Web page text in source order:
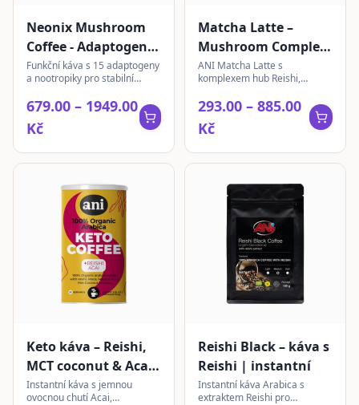
Neonix Mushroom
Coffee - Adaptogenní
káva s nootropiky
Funkční káva s 15 adaptogeny
a nootropiky pro stabilní
emoční rovnováhu.
679.00 – 1949.00
Kč
Matcha Latte –
Mushroom Complex
| instantní 200 g
ANI Matcha Latte s
komplexem hub Reishi,
Cordyceps a Turkey Tail pro
293.00 – 885.00
Kč
Keto káva – Reishi,
MCT coconut & Acai
| instantní
Instantní káva s jemnou
ovocnou chutí Acai,
Reishi Black – káva s
Reishi | instantní
Instantní káva Arabica s
extraktem Reishi pro